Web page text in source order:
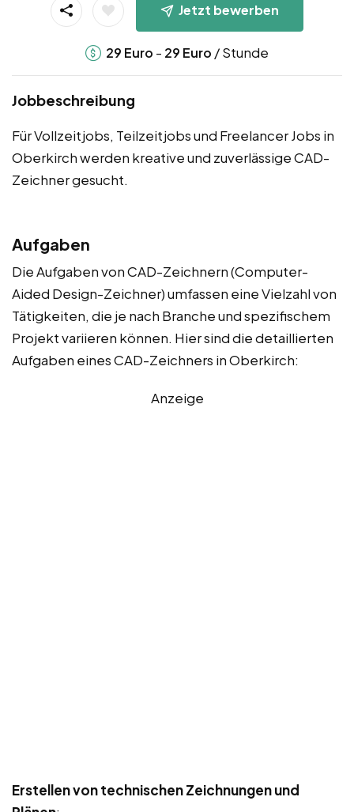
Jetzt bewerben
29 Euro - 29 Euro / Stunde
Jobbeschreibung
Für Vollzeitjobs, Teilzeitjobs und Freelancer Jobs in
Oberkirch werden kreative und zuverlässige CAD-
Zeichner gesucht.
Aufgaben
Die Aufgaben von CAD-Zeichnern (Computer-
Aided Design-Zeichner) umfassen eine Vielzahl von
Tätigkeiten, die je nach Branche und spezifischem
Projekt variieren können. Hier sind die detaillierten
Aufgaben eines CAD-Zeichners in Oberkirch:
Anzeige
Erstellen von technischen Zeichnungen und